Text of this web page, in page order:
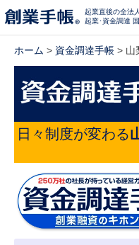
起業直後の全法
起業･資金調達
ホーム > 資金調達手帳 > 山
日々制度が変わる